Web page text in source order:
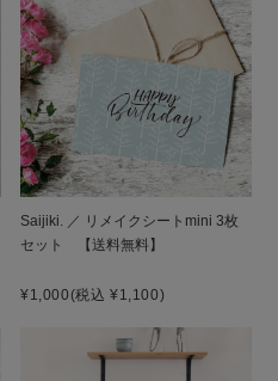
Saijiki. ／ リメイクシートmini 3枚
セット 【送料無料】
¥1,000(税込 ¥1,100)